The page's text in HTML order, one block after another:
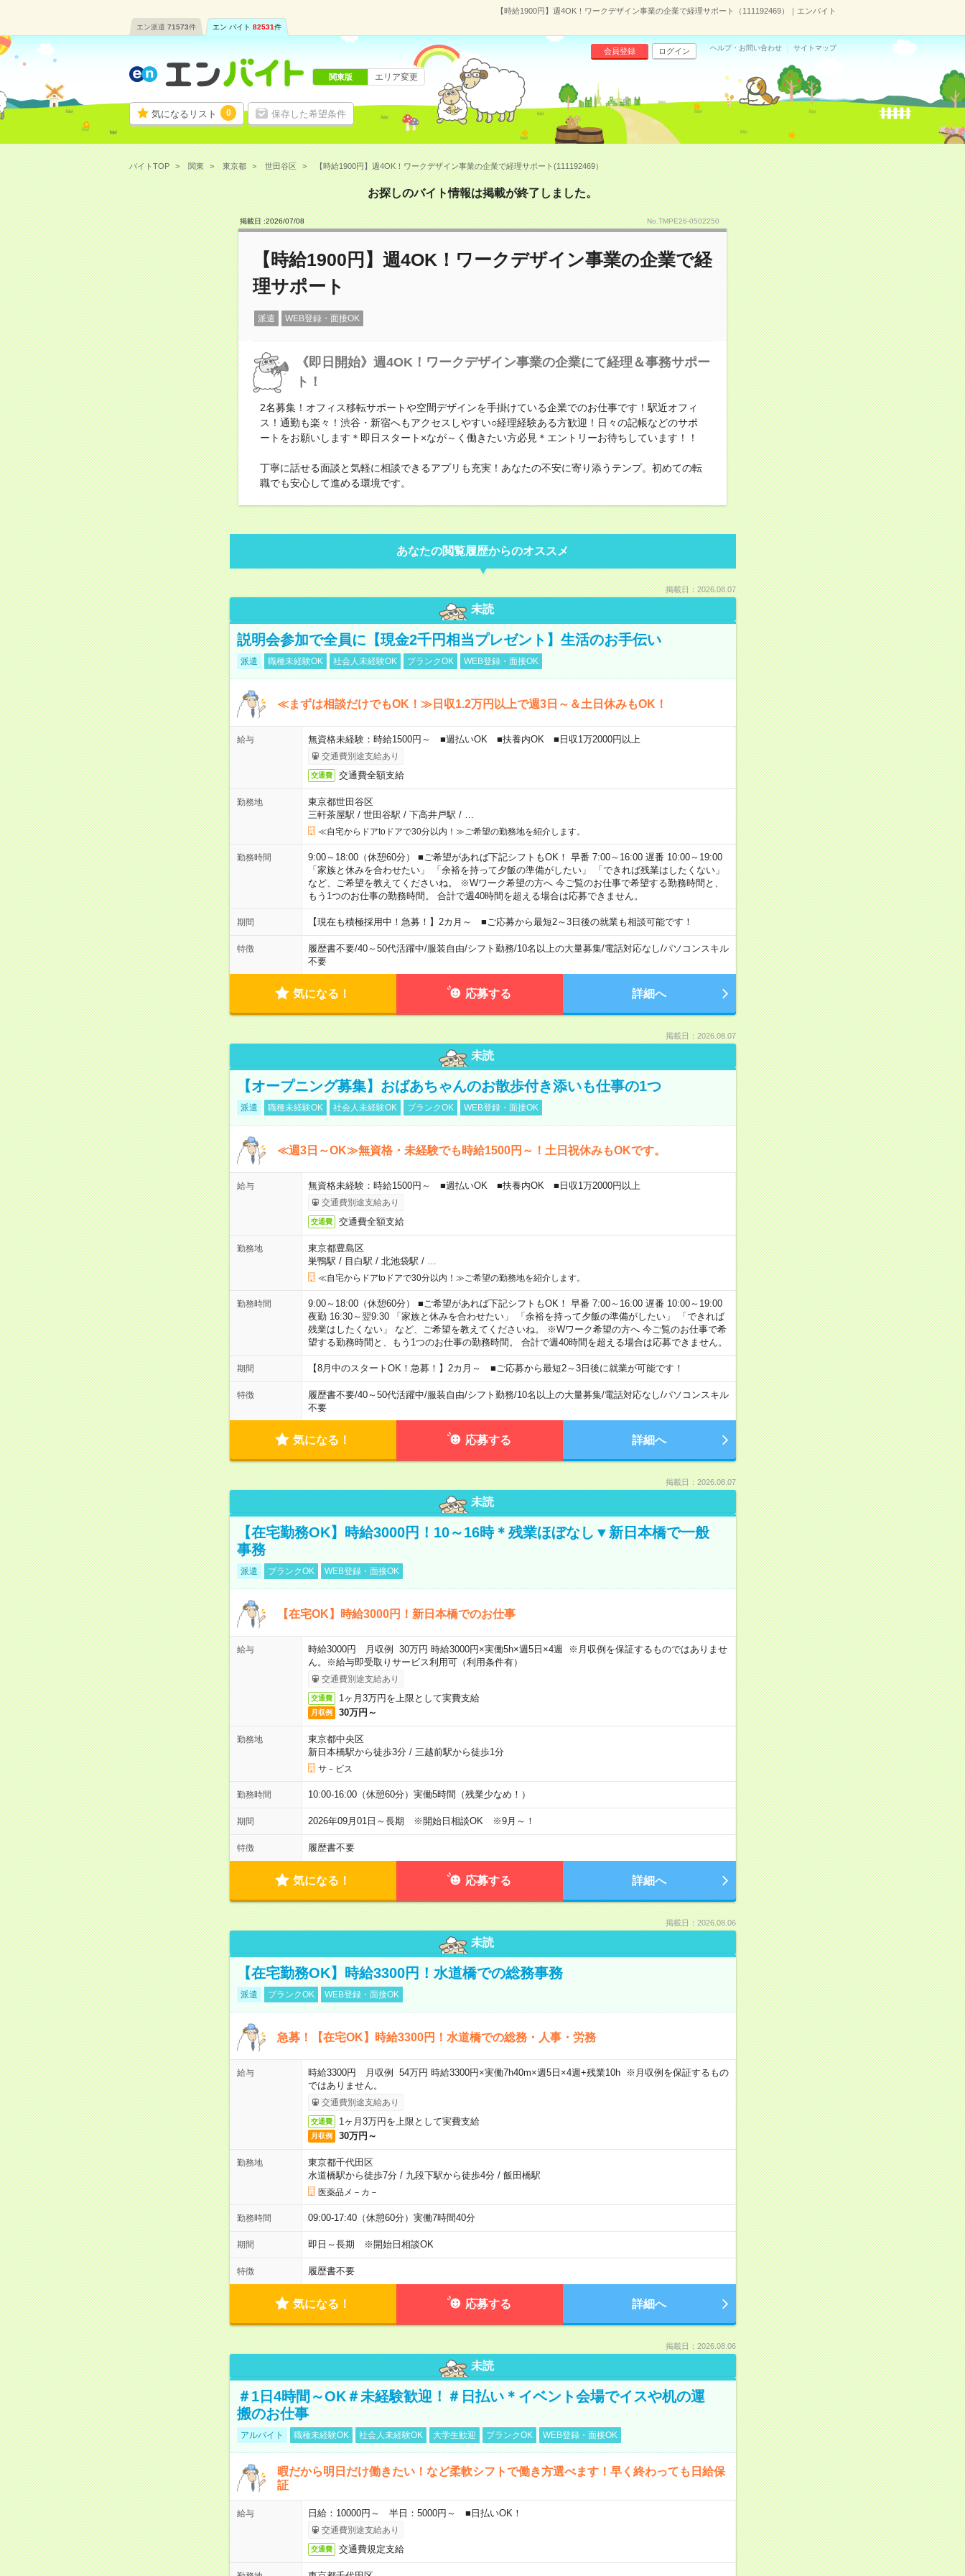
【時給1900円】週4OK！ワークデザイン事業の企業で経理サポート（111192469）｜エンバイト
エン派遣 71573件 エン バイト 82531件
気になるリスト 0 保存した希望条件
会員登録 ログイン ヘルプ・お問い合わせ サイトマップ
関東版 エリア変更
バイトTOP 関東 東京都 世田谷区 【時給1900円】週4OK！ワークデザイン事業の企業で経理サポート(111192469）
お探しのバイト情報は掲載が終了しました。
掲載日 :2026/07/08 No.TMPE26-0502250
【時給1900円】週4OK！ワークデザイン事業の企業で経
理サポート
派遣 WEB登録・面接OK
《即日開始》週4OK！ワークデザイン事業の企業にて経理＆事務サポー
ト！
2名募集！オフィス移転サポートや空間デザインを手掛けている企業でのお仕事です！駅近オフィ
ス！通勤も楽々！渋谷・新宿へもアクセスしやすい○経理経験ある方歓迎！日々の記帳などのサポ
ートをお願いします＊即日スタート×なが～く働きたい方必見＊エントリーお待ちしています！！
丁寧に話せる面談と気軽に相談できるアプリも充実！あなたの不安に寄り添うテンプ。初めての転
職でも安心して進める環境です。
あなたの閲覧履歴からのオススメ
掲載日：2026.08.07
未読
説明会参加で全員に【現金2千円相当プレゼント】生活のお手伝い
派遣 職種未経験OK 社会人未経験OK ブランクOK WEB登録・面接OK
≪まずは相談だけでもOK！≫日収1.2万円以上で週3日～＆土日休みもOK！
給与 無資格未経験：時給1500円～ ■週払いOK ■扶養内OK ■日収1万2000円以上
交通費別途支給あり
交通費 交通費全額支給
勤務地
東京都世田谷区
三軒茶屋駅 / 世田谷駅 / 下高井戸駅 /
≪自宅からドアtoドアで30分以内！≫ご希望の勤務地を紹介します。
勤務時間
9:00～18:00（休憩60分） ■ご希望があれば下記シフトもOK！ 早番 7:00～16:00 遅番 10:00～19:00
「家族と休みを合わせたい」 「余裕を持って夕飯の準備がしたい」 「できれば残業はしたくない」
など、ご希望を教えてくださいね。 ※Wワーク希望の方へ 今ご覧のお仕事で希望する勤務時間と、
もう1つのお仕事の勤務時間。 合計で週40時間を超える場合は応募できません。
期間 【現在も積極採用中！急募！】2カ月～ ■ご応募から最短2～3日後の就業も相談可能です！
特徴 履歴書不要/40～50代活躍中/服装自由/シフト勤務/10名以上の大量募集/電話対応なし/パソコンスキル
不要
気になる！ 応募する 詳細へ
掲載日：2026.08.07
未読
【オープニング募集】おばあちゃんのお散歩付き添いも仕事の1つ
派遣 職種未経験OK 社会人未経験OK ブランクOK WEB登録・面接OK
≪週3日～OK≫無資格・未経験でも時給1500円～！土日祝休みもOKです。
給与 無資格未経験：時給1500円～ ■週払いOK ■扶養内OK ■日収1万2000円以上
交通費別途支給あり
交通費 交通費全額支給
勤務地
東京都豊島区
巣鴨駅 / 目白駅 / 北池袋駅 /
≪自宅からドアtoドアで30分以内！≫ご希望の勤務地を紹介します。
勤務時間
9:00～18:00（休憩60分） ■ご希望があれば下記シフトもOK！ 早番 7:00～16:00 遅番 10:00～19:00
夜勤 16:30～翌9:30 「家族と休みを合わせたい」 「余裕を持って夕飯の準備がしたい」 「できれば
残業はしたくない」 など、ご希望を教えてくださいね。 ※Wワーク希望の方へ 今ご覧のお仕事で希
望する勤務時間と、もう1つのお仕事の勤務時間。 合計で週40時間を超える場合は応募できません。
期間 【8月中のスタートOK！急募！】2カ月～ ■ご応募から最短2～3日後に就業が可能です！
特徴 履歴書不要/40～50代活躍中/服装自由/シフト勤務/10名以上の大量募集/電話対応なし/パソコンスキル
不要
気になる！ 応募する 詳細へ
掲載日：2026.08.07
未読
【在宅勤務OK】時給3000円！10～16時＊残業ほぼなし▼新日本橋で一般
事務
派遣 ブランクOK WEB登録・面接OK
【在宅OK】時給3000円！新日本橋でのお仕事
給与
時給3000円 月収例 30万円 時給3000円×実働5h×週5日×4週 ※月収例を保証するものではありませ
ん。※給与即受取りサービス利用可（利用条件有）
交通費別途支給あり
交通費 1ヶ月3万円を上限として実費支給
月収例 30万円～
勤務地
東京都中央区
新日本橋駅から徒歩3分/ 三越前駅から徒歩1分
サ－ビス
勤務時間 10:00-16:00（休憩60分）実働5時間（残業少なめ！）
期間 2026年09月01日～長期 ※開始日相談OK ※9月～！
特徴 履歴書不要
気になる！ 応募する 詳細へ
掲載日：2026.08.06
未読
【在宅勤務OK】時給3300円！水道橋での総務事務
派遣 ブランクOK WEB登録・面接OK
急募！【在宅OK】時給3300円！水道橋での総務・人事・労務
給与
時給3300円 月収例 54万円 時給3300円×実働7h40m×週5日×4週+残業10h ※月収例を保証するもの
ではありません。
交通費別途支給あり
交通費 1ヶ月3万円を上限として実費支給
月収例 30万円～
勤務地
東京都千代田区
水道橋駅から徒歩7分/ 九段下駅から徒歩4分/ 飯田橋駅
医薬品メ－カ－
勤務時間 09:00-17:40（休憩60分）実働7時間40分
期間 即日～長期 ※開始日相談OK
特徴 履歴書不要
気になる！ 応募する 詳細へ
掲載日：2026.08.06
未読
＃1日4時間～OK＃未経験歓迎！＃日払い＊イベント会場でイスや机の運
搬のお仕事
アルバイト 職種未経験OK 社会人未経験OK 大学生歓迎 ブランクOK WEB登録・面接OK
暇だから明日だけ働きたい！など柔軟シフトで働き方選べます！早く終わっても日給保
証
給与 日給：10000円～ 半日：5000円～ ■日払いOK！
交通費別途支給あり
交通費 交通費規定支給